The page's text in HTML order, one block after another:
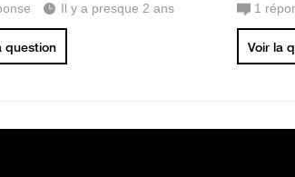
Il y a presque 2 ans
question
1
Voir la